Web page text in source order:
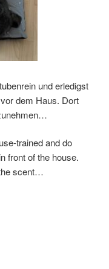
und erledigst
dem Haus. Dort
trained and do
front of the house.
scent…